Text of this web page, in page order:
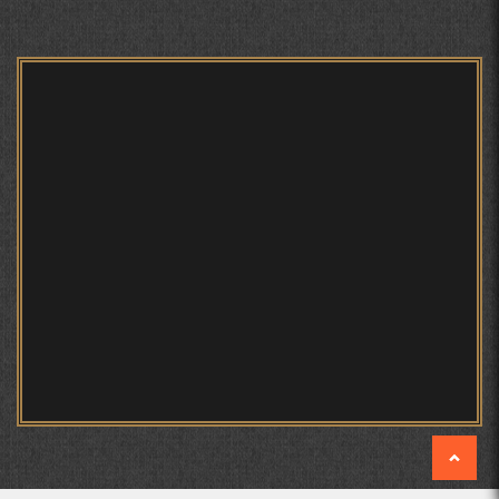
МОҲИЯТИ ИҶТИМОИИ ТАСВИР ДАР ШЕЪРИ ҚУТБӢ